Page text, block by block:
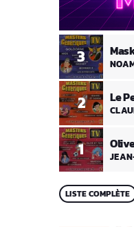
1
2 Le
3
LISTE COMPLÈTE